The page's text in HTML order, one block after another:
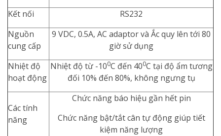
Kết nối
RS232
Nguồn
cung cấp
9 VDC, 0.5A, AC adaptor và Ắc quy lên tới 80
giờ sử dụng
Nhiệt độ
hoạt động
Nhiệt độ từ -100C đến 400C tại độ ẩm tương
đối 10% đến 80%, không ngưng tụ
Các tính
năng
Chức năng báo hiệu gần hết pin
Chức năng bật/tắt cân tự động giúp tiết
kiệm năng lượng